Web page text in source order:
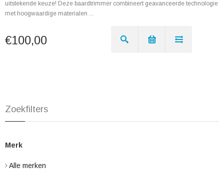
uitstekende keuze! Deze baardtrimmer combineert geavanceerde technologie
met hoogwaardige materialen ...
€100,00
Zoekfilters
Merk
Alle merken